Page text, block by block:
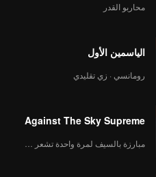
محاربو القدر
الياسمين الأول
رومانسي · زي تقليدي
Against The Sky Supreme